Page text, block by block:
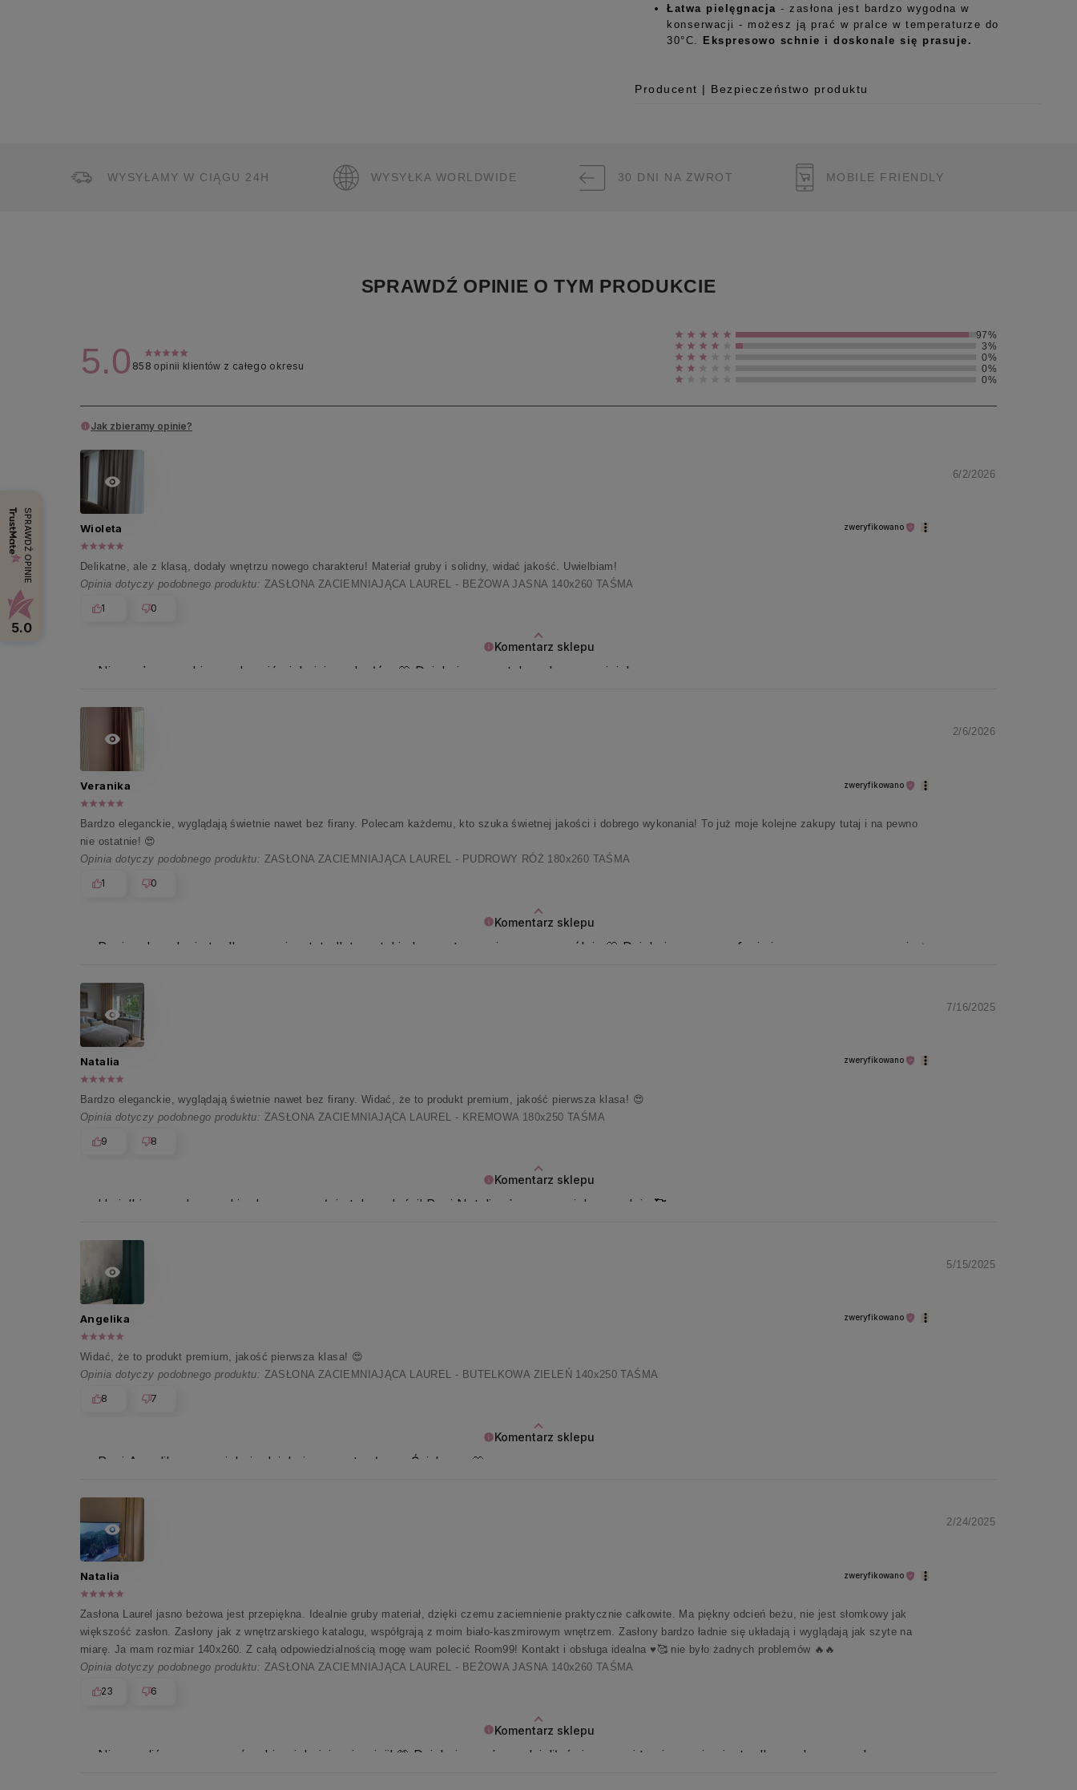
Łatwa pielęgnacja - zasłona jest bardzo wygodna w
konserwacji - możesz ją prać w pralce w temperaturze do
30°C. Ekspresowo schnie i doskonale się prasuje.
Producent | Bezpieczeństwo produktu
52-131 Iwiny, Polska
WYSYŁAMY W CIĄGU 24H WYSYŁKA WORLDWIDE 30 DNI NA ZWROT MOBILE FRIENDLY
SPRAWDŹ OPINIE O TYM PRODUKCIE
5.0 858 opinii klientów z całego okresu
97%
3%
0%
0%
0%
Jak zbieramy opinie?
Komentarz sklepu
Nie możemy sobie wyobrazić piękniejszych słów 🤍 Dziękujemy za tak cudowną opinię!
Wioleta zweryfikowano
Delikatne, ale z klasą, dodały wnętrzu nowego charakteru! Materiał gruby i solidny, widać jakość. Uwielbiam!
Opinia dotyczy podobnego produktu: ZASŁONA ZACIEMNIAJĄCA LAUREL - BEŻOWA JASNA 140x260 TAŚMA
6/2/2026
1 0
Komentarz sklepu
Pani zadowolenie to dla nas priorytet, dlatego takie komentarze cieszą szczególnie 🤍 Dziękujemy za zaufanie i zapraszamy ponownie ✨
Veranika zweryfikowano
Bardzo eleganckie, wyglądają świetnie nawet bez firany. Polecam każdemu, kto szuka świetnej jakości i dobrego wykonania! To już moje kolejne zakupy tutaj i na pewno
nie ostatnie! 😍
Opinia dotyczy podobnego produktu: ZASŁONA ZACIEMNIAJĄCA LAUREL - PUDROWY RÓŻ 180x260 TAŚMA
2/6/2026
1 0
Komentarz sklepu
Uwielbiamy, gdy paczki od nas wywołują tyle radości! Pani Natalio, życzymy pięknego dnia 🥰
Natalia zweryfikowano
Bardzo eleganckie, wyglądają świetnie nawet bez firany. Widać, że to produkt premium, jakość pierwsza klasa! 😍
Opinia dotyczy podobnego produktu: ZASŁONA ZACIEMNIAJĄCA LAUREL - KREMOWA 180x250 TAŚMA
7/16/2025
9 8
Komentarz sklepu
Pani Angeliko, przepięknie dziękujemy za te słowa. Ściskamy 🤍
Angelika zweryfikowano
Widać, że to produkt premium, jakość pierwsza klasa! 😍
Opinia dotyczy podobnego produktu: ZASŁONA ZACIEMNIAJĄCA LAUREL - BUTELKOWA ZIELEŃ 140x250 TAŚMA
5/15/2025
8 7
Komentarz sklepu
Nie mogliśmy wymarzyć sobie piękniejszej opinii! 💗 Dziękujemy, że podzieliłaś się z nami tymi emocjami – to dla nas bezcenne!
Natalia zweryfikowano
Zasłona Laurel jasno beżowa jest przepiękna. Idealnie gruby materiał, dzięki czemu zaciemnienie praktycznie całkowite. Ma piękny odcień beżu, nie jest słomkowy jak
większość zasłon. Zasłony jak z wnętrzarskiego katalogu, współgrają z moim biało-kaszmirowym wnętrzem. Zasłony bardzo ładnie się układają i wyglądają jak szyte na
miarę. Ja mam rozmiar 140x260. Z całą odpowiedzialnością mogę wam polecić Room99! Kontakt i obsługa idealna ♥️🥰 nie było żadnych problemów 🔥🔥
Opinia dotyczy podobnego produktu: ZASŁONA ZACIEMNIAJĄCA LAUREL - BEŻOWA JASNA 140x260 TAŚMA
2/24/2025
23 6
SPRAWDŹ OPINIE
5.0